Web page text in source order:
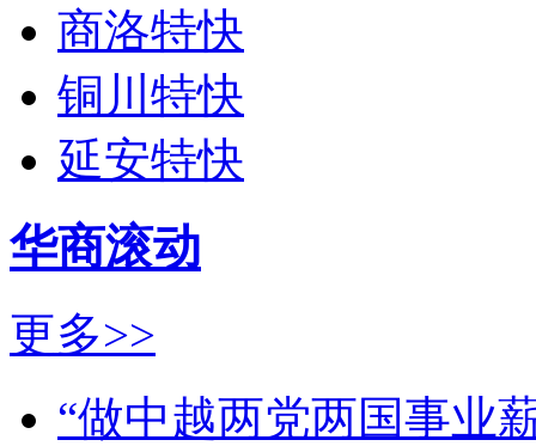
商洛特快
铜川特快
延安特快
华商滚动
更多>>
“做中越两党两国事业